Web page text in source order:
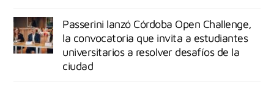
Passerini lanzó Córdoba Open Challenge,
la convocatoria que invita a estudiantes
universitarios a resolver desafíos de la
ciudad